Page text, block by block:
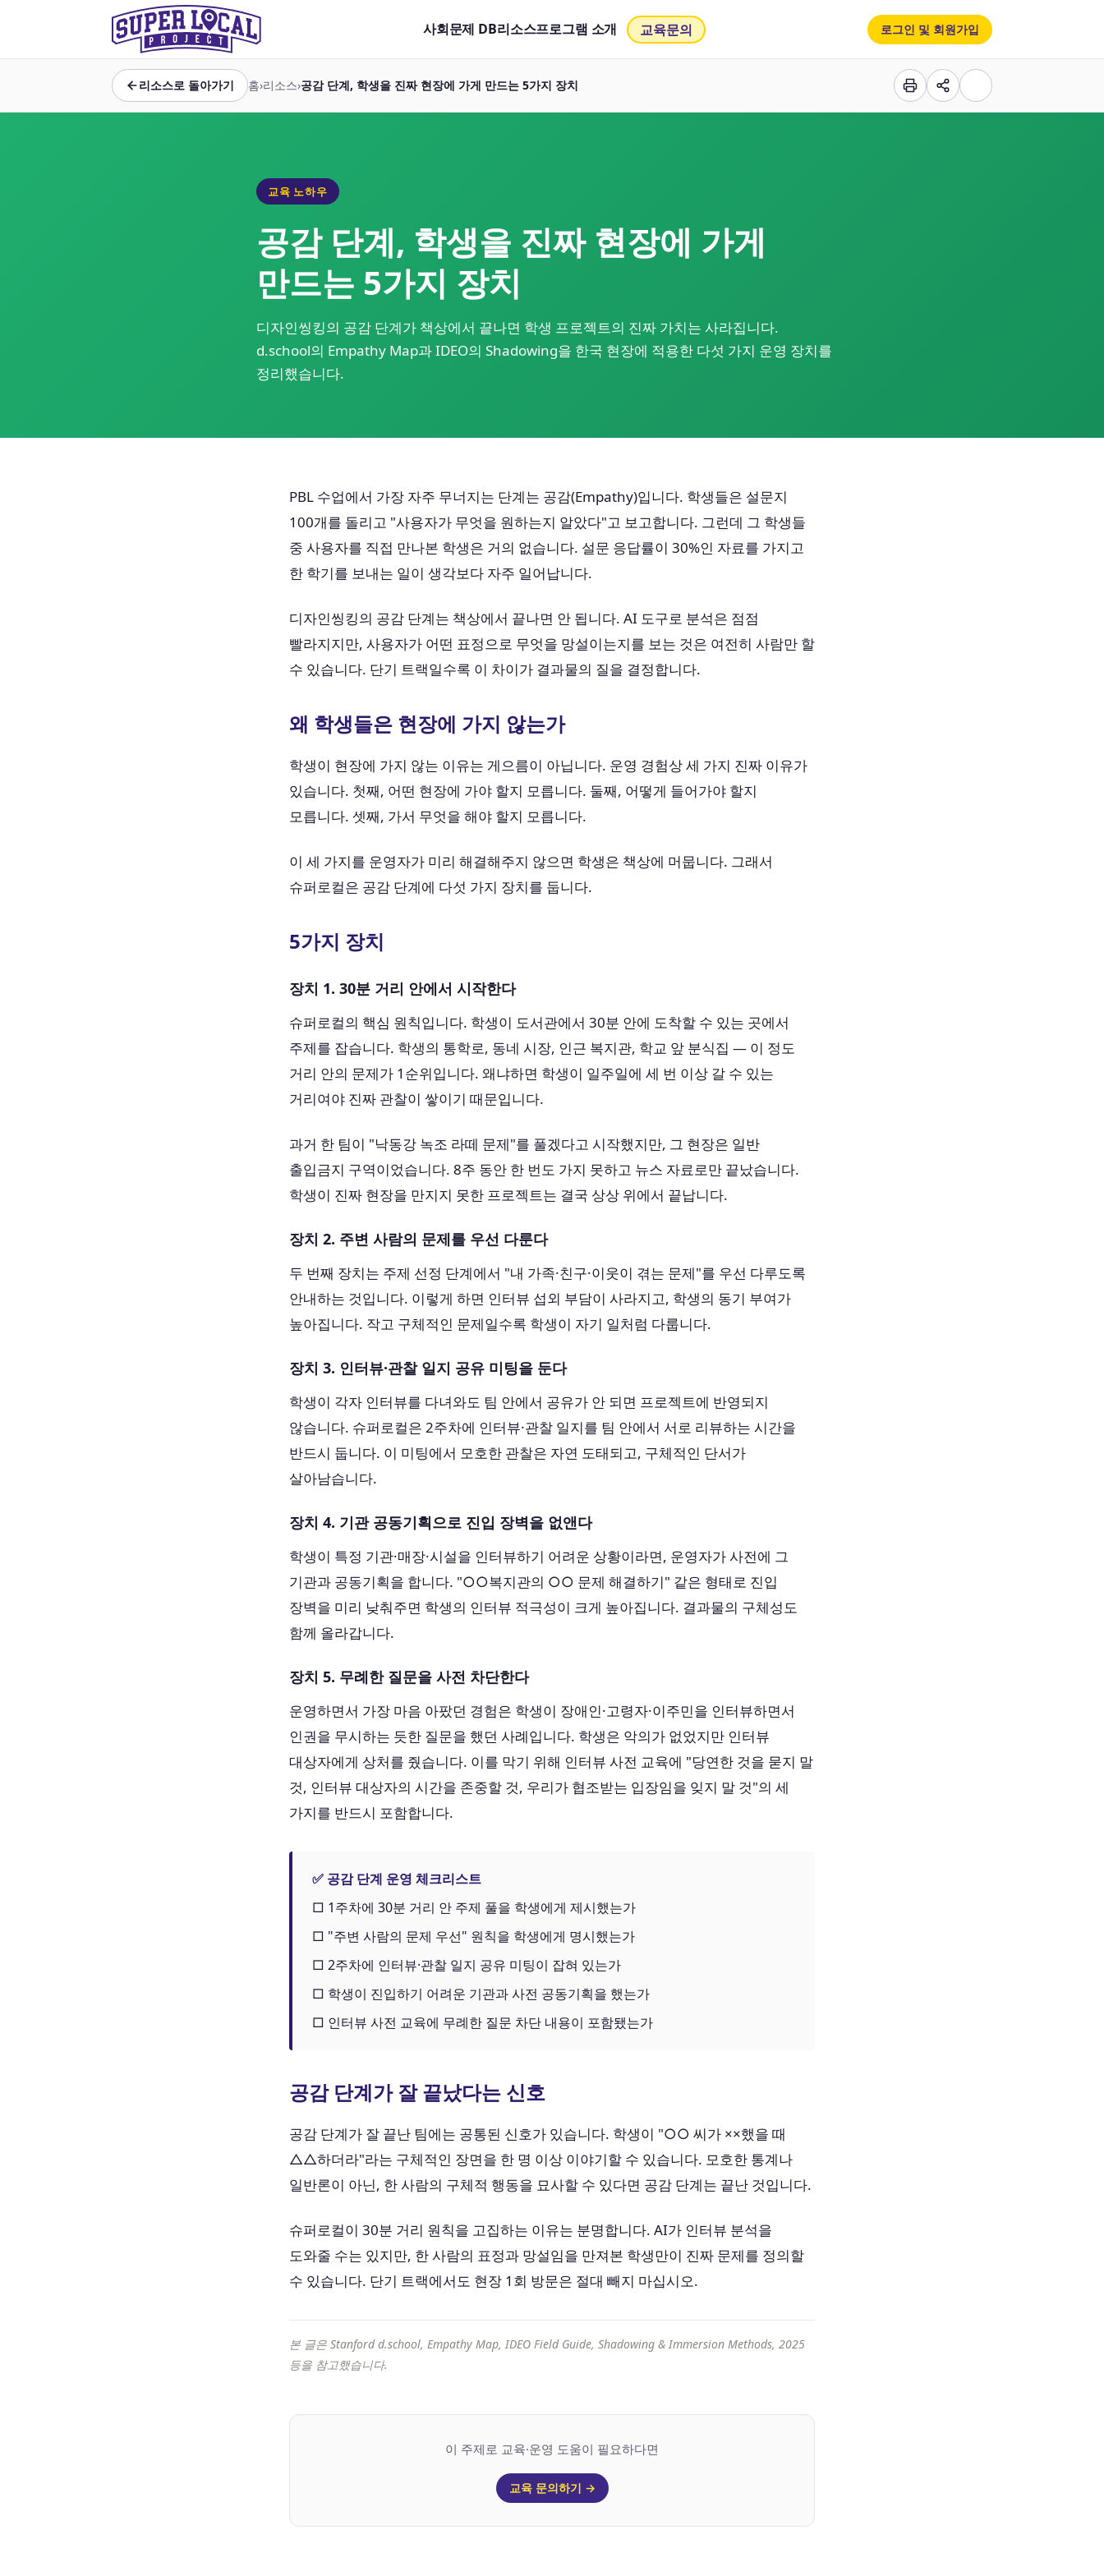
사회문제 DB리소스프로그램 소개 교육문의 로그인 및 회원가입
리소스로 돌아가기 홈›리소스›공감 단계, 학생을 진짜 현장에 가게 만드는 5가지 장치
교육 노하우
공감 단계, 학생을 진짜 현장에 가게
만드는 5가지 장치
디자인씽킹의 공감 단계가 책상에서 끝나면 학생 프로젝트의 진짜 가치는 사라집니다.
d.school의 Empathy Map과 IDEO의 Shadowing을 한국 현장에 적용한 다섯 가지 운영 장치를
정리했습니다.
PBL 수업에서 가장 자주 무너지는 단계는 공감(Empathy)입니다. 학생들은 설문지
100개를 돌리고 "사용자가 무엇을 원하는지 알았다"고 보고합니다. 그런데 그 학생들
중 사용자를 직접 만나본 학생은 거의 없습니다. 설문 응답률이 30%인 자료를 가지고
한 학기를 보내는 일이 생각보다 자주 일어납니다.
디자인씽킹의 공감 단계는 책상에서 끝나면 안 됩니다. AI 도구로 분석은 점점
빨라지지만, 사용자가 어떤 표정으로 무엇을 망설이는지를 보는 것은 여전히 사람만 할
수 있습니다. 단기 트랙일수록 이 차이가 결과물의 질을 결정합니다.
왜 학생들은 현장에 가지 않는가
학생이 현장에 가지 않는 이유는 게으름이 아닙니다. 운영 경험상 세 가지 진짜 이유가
있습니다. 첫째, 어떤 현장에 가야 할지 모릅니다. 둘째, 어떻게 들어가야 할지
모릅니다. 셋째, 가서 무엇을 해야 할지 모릅니다.
이 세 가지를 운영자가 미리 해결해주지 않으면 학생은 책상에 머뭅니다. 그래서
슈퍼로컬은 공감 단계에 다섯 가지 장치를 둡니다.
5가지 장치
장치 1. 30분 거리 안에서 시작한다
슈퍼로컬의 핵심 원칙입니다. 학생이 도서관에서 30분 안에 도착할 수 있는 곳에서
주제를 잡습니다. 학생의 통학로, 동네 시장, 인근 복지관, 학교 앞 분식집 — 이 정도
거리 안의 문제가 1순위입니다. 왜냐하면 학생이 일주일에 세 번 이상 갈 수 있는
거리여야 진짜 관찰이 쌓이기 때문입니다.
과거 한 팀이 "낙동강 녹조 라떼 문제"를 풀겠다고 시작했지만, 그 현장은 일반
출입금지 구역이었습니다. 8주 동안 한 번도 가지 못하고 뉴스 자료로만 끝났습니다.
학생이 진짜 현장을 만지지 못한 프로젝트는 결국 상상 위에서 끝납니다.
장치 2. 주변 사람의 문제를 우선 다룬다
두 번째 장치는 주제 선정 단계에서 "내 가족·친구·이웃이 겪는 문제"를 우선 다루도록
안내하는 것입니다. 이렇게 하면 인터뷰 섭외 부담이 사라지고, 학생의 동기 부여가
높아집니다. 작고 구체적인 문제일수록 학생이 자기 일처럼 다룹니다.
장치 3. 인터뷰·관찰 일지 공유 미팅을 둔다
학생이 각자 인터뷰를 다녀와도 팀 안에서 공유가 안 되면 프로젝트에 반영되지
않습니다. 슈퍼로컬은 2주차에 인터뷰·관찰 일지를 팀 안에서 서로 리뷰하는 시간을
반드시 둡니다. 이 미팅에서 모호한 관찰은 자연 도태되고, 구체적인 단서가
살아남습니다.
장치 4. 기관 공동기획으로 진입 장벽을 없앤다
학생이 특정 기관·매장·시설을 인터뷰하기 어려운 상황이라면, 운영자가 사전에 그
기관과 공동기획을 합니다. "○○복지관의 ○○ 문제 해결하기" 같은 형태로 진입
장벽을 미리 낮춰주면 학생의 인터뷰 적극성이 크게 높아집니다. 결과물의 구체성도
함께 올라갑니다.
장치 5. 무례한 질문을 사전 차단한다
운영하면서 가장 마음 아팠던 경험은 학생이 장애인·고령자·이주민을 인터뷰하면서
인권을 무시하는 듯한 질문을 했던 사례입니다. 학생은 악의가 없었지만 인터뷰
대상자에게 상처를 줬습니다. 이를 막기 위해 인터뷰 사전 교육에 "당연한 것을 묻지 말
것, 인터뷰 대상자의 시간을 존중할 것, 우리가 협조받는 입장임을 잊지 말 것"의 세
가지를 반드시 포함합니다.
✅ 공감 단계 운영 체크리스트
□ 1주차에 30분 거리 안 주제 풀을 학생에게 제시했는가
□ "주변 사람의 문제 우선" 원칙을 학생에게 명시했는가
□ 2주차에 인터뷰·관찰 일지 공유 미팅이 잡혀 있는가
□ 학생이 진입하기 어려운 기관과 사전 공동기획을 했는가
□ 인터뷰 사전 교육에 무례한 질문 차단 내용이 포함됐는가
공감 단계가 잘 끝났다는 신호
공감 단계가 잘 끝난 팀에는 공통된 신호가 있습니다. 학생이 "○○ 씨가 ××했을 때
△△하더라"라는 구체적인 장면을 한 명 이상 이야기할 수 있습니다. 모호한 통계나
일반론이 아닌, 한 사람의 구체적 행동을 묘사할 수 있다면 공감 단계는 끝난 것입니다.
슈퍼로컬이 30분 거리 원칙을 고집하는 이유는 분명합니다. AI가 인터뷰 분석을
도와줄 수는 있지만, 한 사람의 표정과 망설임을 만져본 학생만이 진짜 문제를 정의할
수 있습니다. 단기 트랙에서도 현장 1회 방문은 절대 빼지 마십시오.
본 글은 Stanford d.school, Empathy Map, IDEO Field Guide, Shadowing & Immersion Methods, 2025
등을 참고했습니다.
이 주제로 교육·운영 도움이 필요하다면
교육 문의하기 →